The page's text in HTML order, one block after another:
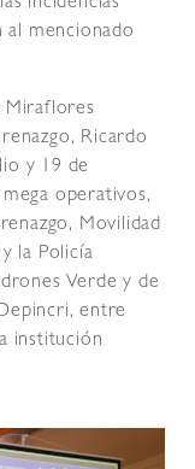
incidencias
al mencionado
Miraflores
Ricardo
y 19 de
operativos,
Movilidad
la Policía
Verde y de
entre
institución